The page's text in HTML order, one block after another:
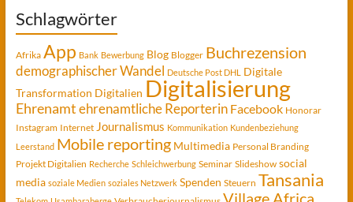
Schlagwörter
Afrika App Bank Bewerbung Blog Blogger Buchrezension
demographischer Wandel Deutsche Post DHL
Digitale
Transformation Digitalien Digitalisierung
Ehrenamtehrenamtliche Reporterin Facebook Honorar
Instagram Internet Journalismus Kommunikation Kundenbeziehung
Leerstand Mobile reporting Multimedia Personal Branding
Projekt Digitalien Recherche Schleichwerbung Seminar Slideshow social
media soziale Medien soziales Netzwerk Spenden Steuern Tansania
Village Africa